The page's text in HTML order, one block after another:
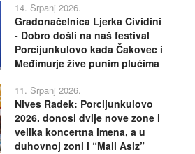
14. Srpanj 2026.
Gradonačelnica Ljerka Cividini
- Dobro došli na naš festival
Porcijunkulovo kada Čakovec i
Međimurje žive punim plućima
11. Srpanj 2026.
Nives Radek: Porcijunkulovo
2026. donosi dvije nove zone i
velika koncertna imena, a u
duhovnoj zoni i “Mali Asiz”